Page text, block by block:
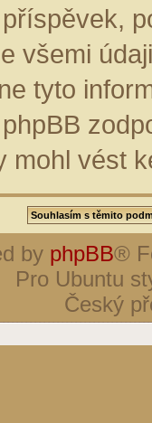
všemi
tyto
phpBB
mohl vést
by phpBB®
Pro Ubuntu
Český